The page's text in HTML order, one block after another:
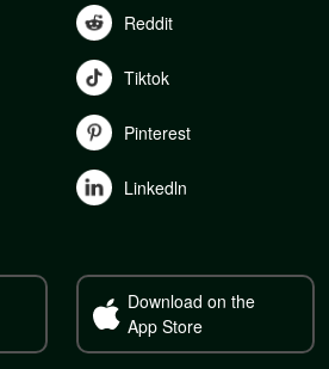
Reddit
Tiktok
Pinterest
Linkedln
Download on the
App Store